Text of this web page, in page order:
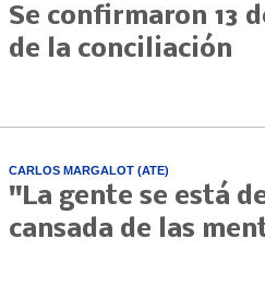
Se confirmaron 13
de la conciliación
CARLOS MARGALOT (ATE)
"La gente se está
cansada de las